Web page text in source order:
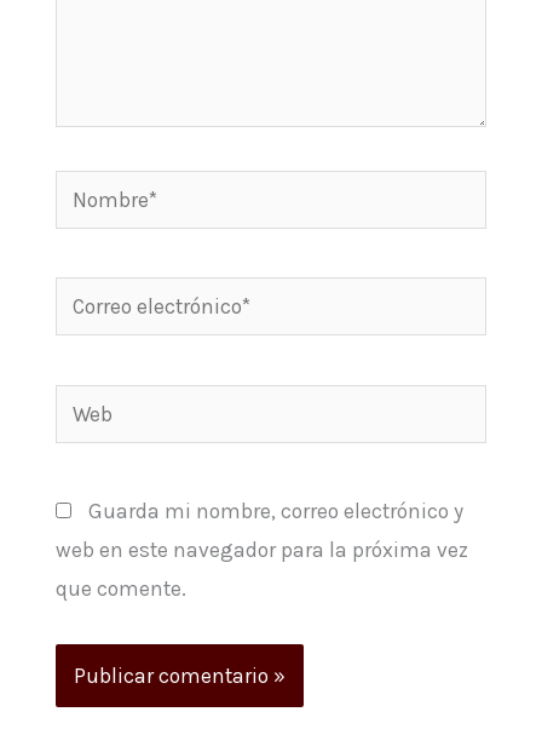
Nombre*
Correo
electrónico*
Web
Guarda mi nombre, correo electrónico y
web en este navegador para la próxima vez
que comente.